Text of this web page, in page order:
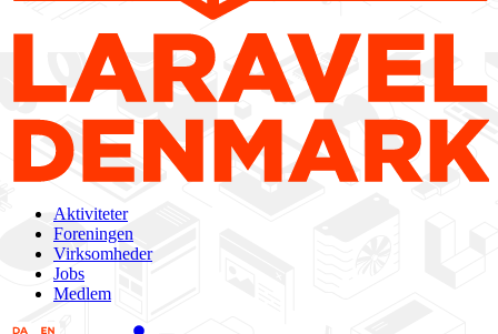
Aktiviteter
Foreningen
Virksomheder
Jobs
Medlem